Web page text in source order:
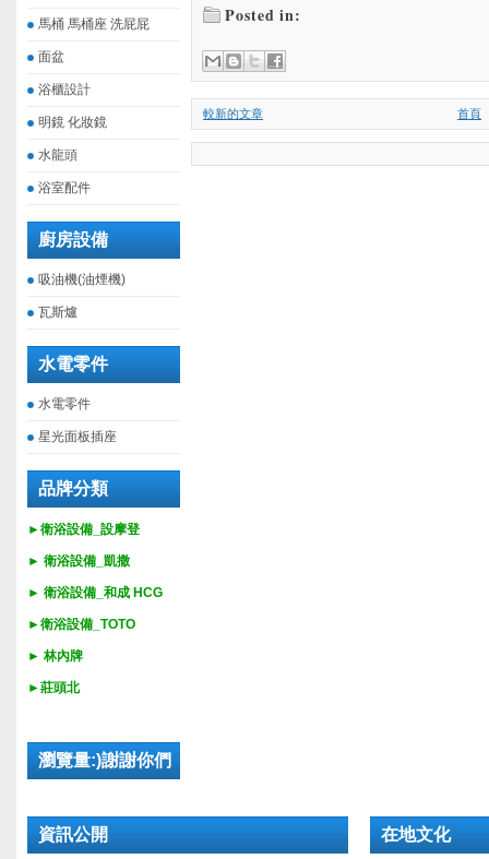
馬桶 馬桶座 洗屁屁
面盆
浴櫃設計
明鏡 化妝鏡
水龍頭
浴室配件
廚房設備
吸油機(油煙機)
瓦斯爐
水電零件
水電零件
星光面板插座
品牌分類
►衛浴設備_設摩登
► 衛浴設備_ 凱撒
► 衛浴設備_ 和成 HCG
►衛浴設備_ TOTO
► 林內牌
►莊頭北
瀏覽量:)謝謝你們
Posted in:
較新的文章 首頁
資訊公開 在地文化